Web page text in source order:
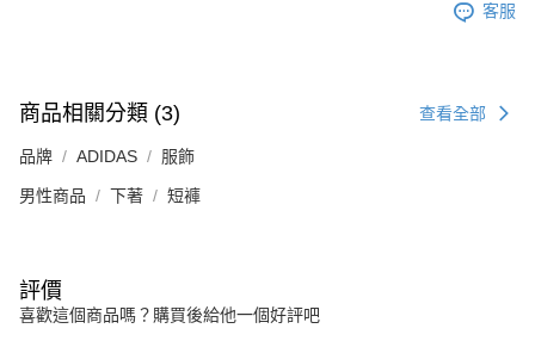
客服
商品相關分類 (3) 查看全部
品牌 ADIDAS 服飾
男性商品 下著 短褲
評價
喜歡這個商品嗎？購買後給他一個好評吧